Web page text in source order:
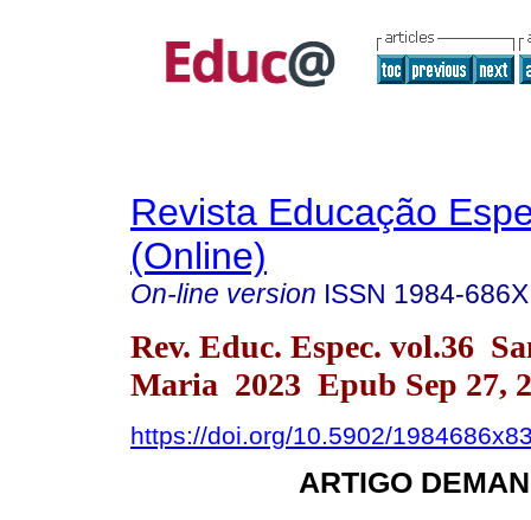
Revista Educação
(Online)
On-line version ISSN 1984-686X
Rev. Educ. Espec. vol.36
Maria 2023 Epub Sep 27,
https://doi.org/10.5902/
ARTIGO